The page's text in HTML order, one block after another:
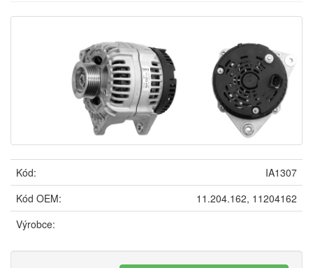
Kód:
IA1307
Kód OEM:
11.204.162, 11204162
Výrobce: